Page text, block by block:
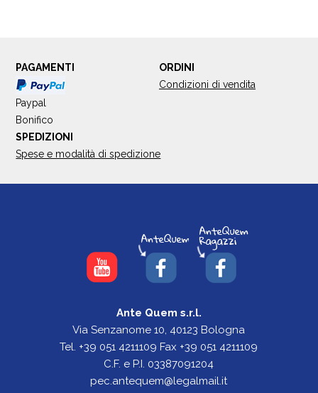
PAGAMENTI
Paypal
Bonifico
ORDINI
Condizioni di vendita
SPEDIZIONI
Spese e modalità di spedizione
Ante Quem s.r.l.
Via Senzanome 10, 40123 Bologna
Tel. +39 051 4211109 Fax +39 051 4211109
C.F. e P.I. 03387091204
pec.antequem@legalmail.it